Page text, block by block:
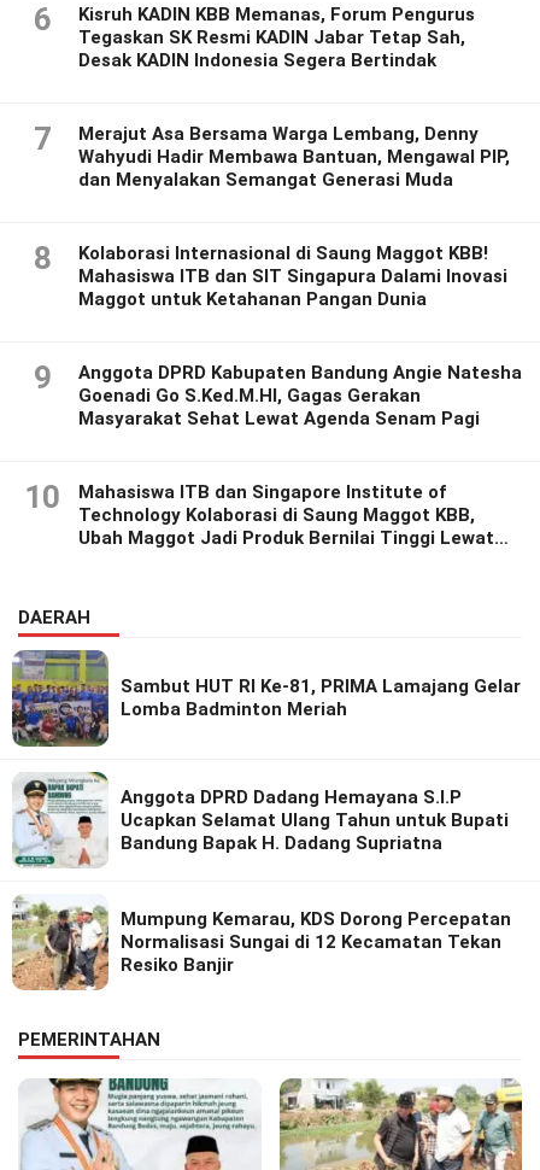
6
Kisruh KADIN KBB Memanas, Forum Pengurus
Tegaskan SK Resmi KADIN Jabar Tetap Sah,
Desak KADIN Indonesia Segera Bertindak
7
Merajut Asa Bersama Warga Lembang, Denny
Wahyudi Hadir Membawa Bantuan, Mengawal PIP,
dan Menyalakan Semangat Generasi Muda
8
Kolaborasi Internasional di Saung Maggot KBB!
Mahasiswa ITB dan SIT Singapura Dalami Inovasi
Maggot untuk Ketahanan Pangan Dunia
9
Anggota DPRD Kabupaten Bandung Angie Natesha
Goenadi Go S.Ked.M.HI, Gagas Gerakan
Masyarakat Sehat Lewat Agenda Senam Pagi
10
Mahasiswa ITB dan Singapore Institute of
Technology Kolaborasi di Saung Maggot KBB,
Ubah Maggot Jadi Produk Bernilai Tinggi Lewat
DAERAH
Sambut HUT RI Ke-81, PRIMA Lamajang Gelar
Lomba Badminton Meriah
Anggota DPRD Dadang Hemayana S.I.P
Ucapkan Selamat Ulang Tahun untuk Bupati
Bandung Bapak H. Dadang Supriatna
Mumpung Kemarau, KDS Dorong Percepatan
Normalisasi Sungai di 12 Kecamatan Tekan
Resiko Banjir
PEMERINTAHAN